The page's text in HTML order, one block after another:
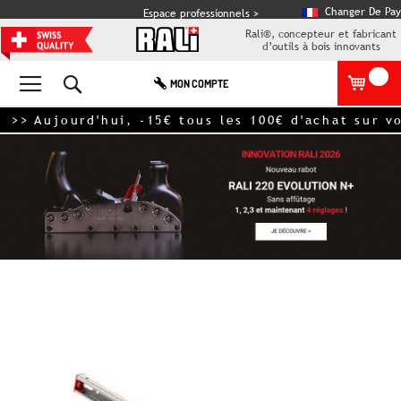
Espace professionnels >
Changer De
Rali®, concepteur et fabricant
d’outils à bois innovants
MON COMPTE
-15€ tous les 100€ d'achat sur votre